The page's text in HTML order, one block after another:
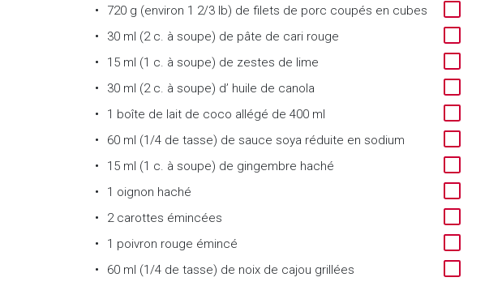
720 g (environ 1 2/3 lb) de filets de porc coupés en cubes
30 ml (2 c. à soupe) de pâte de cari rouge
15 ml (1 c. à soupe) de zestes de lime
30 ml (2 c. à soupe) d’ huile de canola
1 boîte de lait de coco allégé de 400 ml
60 ml (1/4 de tasse) de sauce soya réduite en sodium
15 ml (1 c. à soupe) de gingembre haché
1 oignon haché
2 carottes émincées
1 poivron rouge émincé
60 ml (1/4 de tasse) de noix de cajou grillées